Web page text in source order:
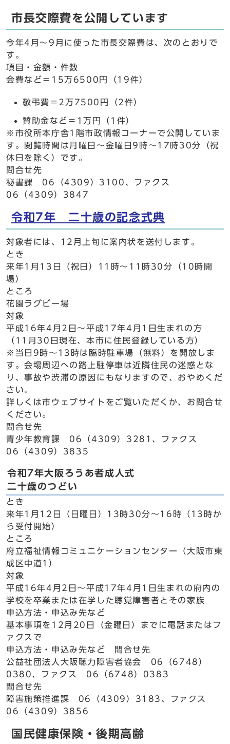
市長交際費を公開しています
今年4月～9月に使った市長交際費は、次のとおりで
す。
項目・金額・件数
会費など＝15万6500円（19件）
敬弔費＝2万7500円（2件）
賛助金など＝1万円（1件）
※市役所本庁舎1階市政情報コーナーで公開していま
す。閲覧時間は月曜日～金曜日9時～17時30分（祝
休日を除く）です。
問合せ先
秘書課 06（4309）3100、ファクス
06（4309）3847
令和7年 二十歳の記念式典
対象者には、12月上旬に案内状を送付します。
とき
来年1月13日（祝日）11時～11時30分（10時開
場）
ところ
花園ラグビー場
対象
平成16年4月2日～平成17年4月1日生まれの方
（11月30日現在、本市に住民登録している方）
※当日9時～13時は臨時駐車場（無料）を開放しま
す。会場周辺への路上駐停車は近隣住民の迷惑とな
り、事故や渋滞の原因にもなりますので、おやめくだ
さい。
詳しくは市ウェブサイトをご覧いただくか、お問合せ
ください。
問合せ先
青少年教育課 06（4309）3281、ファクス
06（4309）3835
令和7年大阪ろうあ者成人式
二十歳のつどい
とき
来年1月12日（日曜日）13時30分～16時（13時か
ら受付開始）
ところ
府立福祉情報コミュニケーションセンター（大阪市東
成区中道1）
対象
平成16年4月2日～平成17年4月1日生まれの府内の
学校を卒業または在学した聴覚障害者とその家族
申込方法・申込み先など
基本事項を12月20日（金曜日）までに電話またはフ
ァクスで
申込方法・申込み先など 問合せ先
公益社団法人大阪聴力障害者協会 06（6748）
0380、ファクス 06（6748）0383
問合せ先
障害施策推進課 06（4309）3183、ファクス
06（4309）3856
国民健康保険・後期高齢